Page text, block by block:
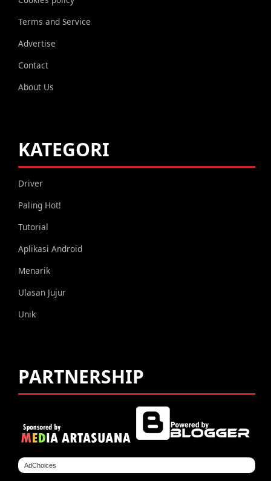
Terms and Service
Advertise
Contact
About Us
KATEGORI
Driver
Paling Hot!
Tutorial
Aplikasi Android
Menarik
Ulasan Jujur
Unik
PARTNERSHIP
AdChoices